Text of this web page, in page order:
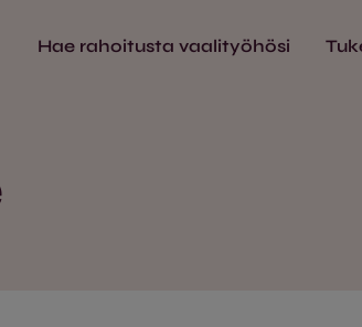
Hae rahoitusta vaalityöhösi